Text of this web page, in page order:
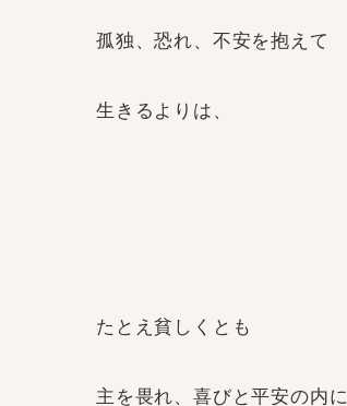
孤独、恐れ、不安を抱えて
生きるよりは、
たとえ貧しくとも
主を畏れ、喜びと平安の内に